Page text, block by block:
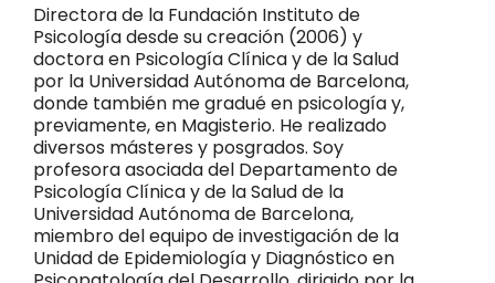
Directora de la Fundación Instituto de
Psicología desde su creación (2006) y
doctora en Psicología Clínica y de la Salud
por la Universidad Autónoma de Barcelona,
donde también me gradué en psicología y,
previamente, en Magisterio. He realizado
diversos másteres y posgrados. Soy
profesora asociada del Departamento de
Psicología Clínica y de la Salud de la
Universidad Autónoma de Barcelona,
miembro del equipo de investigación de la
Unidad de Epidemiología y Diagnóstico en